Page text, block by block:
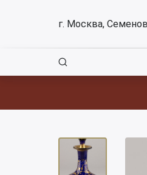
г. Москва,